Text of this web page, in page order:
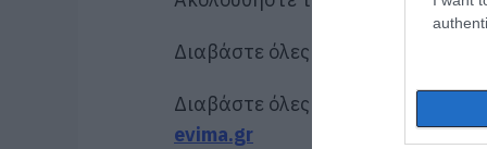
Διαβάστε όλες τις
Διαβάστε όλες τις τελευταίες
evima.gr